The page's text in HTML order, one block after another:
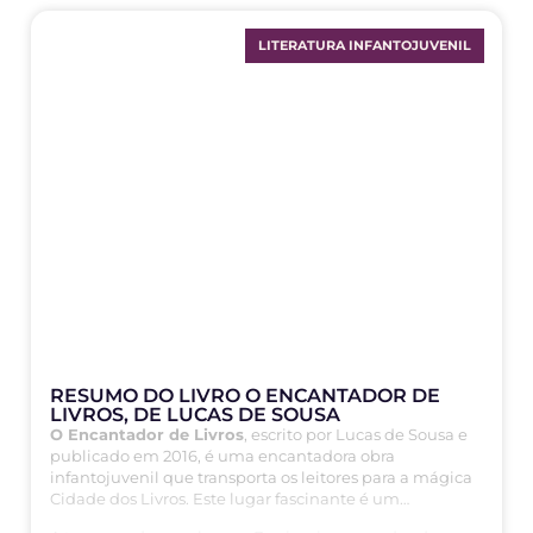
LITERATURA INFANTOJUVENIL
RESUMO DO LIVRO O ENCANTADOR DE
LIVROS, DE LUCAS DE SOUSA
O Encantador de Livros , escrito por Lucas de Sousa e
publicado em 2016, é uma encantadora obra
infantojuvenil que transporta os leitores para a mágica
Cidade dos Livros. Este lugar fascinante é um